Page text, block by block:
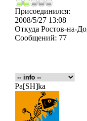
Присоединился:
2008/5/27 13:08
Откуда Ростов-на-
Сообщений: 77
Pa[SH]ka